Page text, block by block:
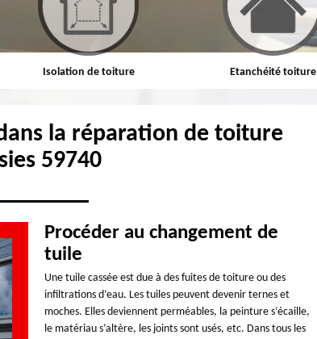
Isolation de toiture Etanchéité toiture
la réparation de toiture
59740
Procéder au changement de
tuile
Une tuile cassée est due à des fuites de toiture ou des
infiltrations d’eau. Les tuiles peuvent devenir ternes et
moches. Elles deviennent perméables, la peinture s’écaille,
le matériau s’altère, les joints sont usés, etc. Dans tous les